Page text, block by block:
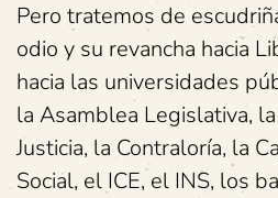
Pero tratemos de
odio y su revancha hacia
hacia las universidades
la Asamblea Legislativa,
Justicia, la Contraloría, la
Social, el ICE, el INS, los